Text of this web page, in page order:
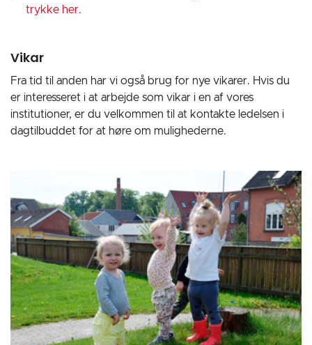
trykke her.
Vikar
Fra tid til anden har vi også brug for nye vikarer. Hvis du
er interesseret i at arbejde som vikar i en af vores
institutioner, er du velkommen til at kontakte ledelsen i
dagtilbuddet for at høre om mulighederne.